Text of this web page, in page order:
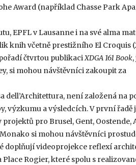
Award (například Chasse Park
EPFL v Lausanne i na své alma
knih včetně prestižního El Croquis
čtvrtou publikaciXDGA 161 Book,
si mohou návštěvníci zakoupit za
dell’Architettura, není založená na
výzkumu a výsledcích. V první řadě
pro Brusel, Gent, Oostende,
si mohou návštěvníci
doplňují videoprojekce reflexí
Rogier, které spolu s